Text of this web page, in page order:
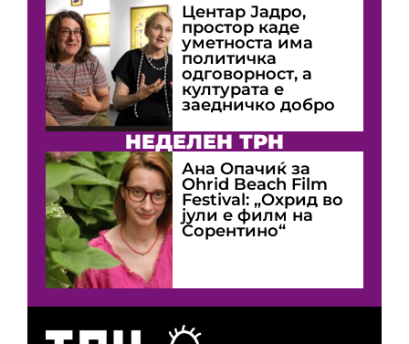
Центар Јадро,
простор каде
уметноста има
политичка
одговорност, а
културата е
заедничко добро
НЕДЕЛЕН ТРН
Ана Опачиќ за
Оhrid Beach Film
Festival: „Охрид во
јули е филм на
Сорентино“